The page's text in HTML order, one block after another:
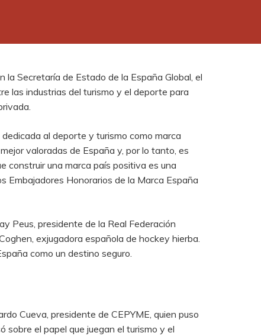
Secretaría de Estado de la España Global, el
las industrias del turismo y el deporte para
al deporte y turismo como marca
valoradas de España y, por lo tanto, es
construir una marca país positiva es una
Embajadores Honorarios de la Marca España
Peus, presidente de la Real Federación
exjugadora española de hockey hierba.
como un destino seguro.
Cueva, presidente de CEPYME, quien puso
sobre el papel que juegan el turismo y el